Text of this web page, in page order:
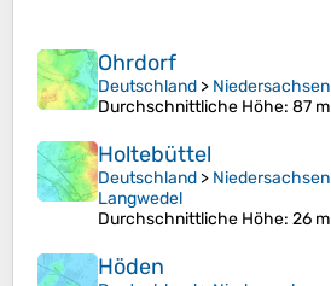
Ohrdorf
Deutschland > Niedersachsen
Durchschnittliche Höhe: 87 m
Holtebüttel
Deutschland > Niedersachsen
Langwedel
Durchschnittliche Höhe: 26 m
Höden